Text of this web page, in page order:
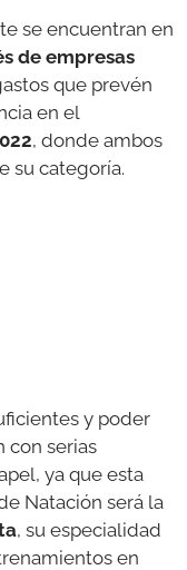
se encuentran en
de empresas
que prevén
en el
, donde ambos
su categoría.
y poder
con serias
ya que esta
Natación será la
, su especialidad
en